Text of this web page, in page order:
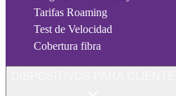
Tarifas Roaming
Test de Velocidad
Cobertura fibra